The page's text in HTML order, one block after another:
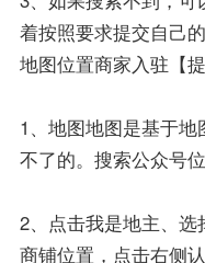
着按照要求提交自己
地图位置商家入驻【提
1、地图地图是基于
不了的。搜索公众号
2、点击我是地主、
商铺位置，点击右侧